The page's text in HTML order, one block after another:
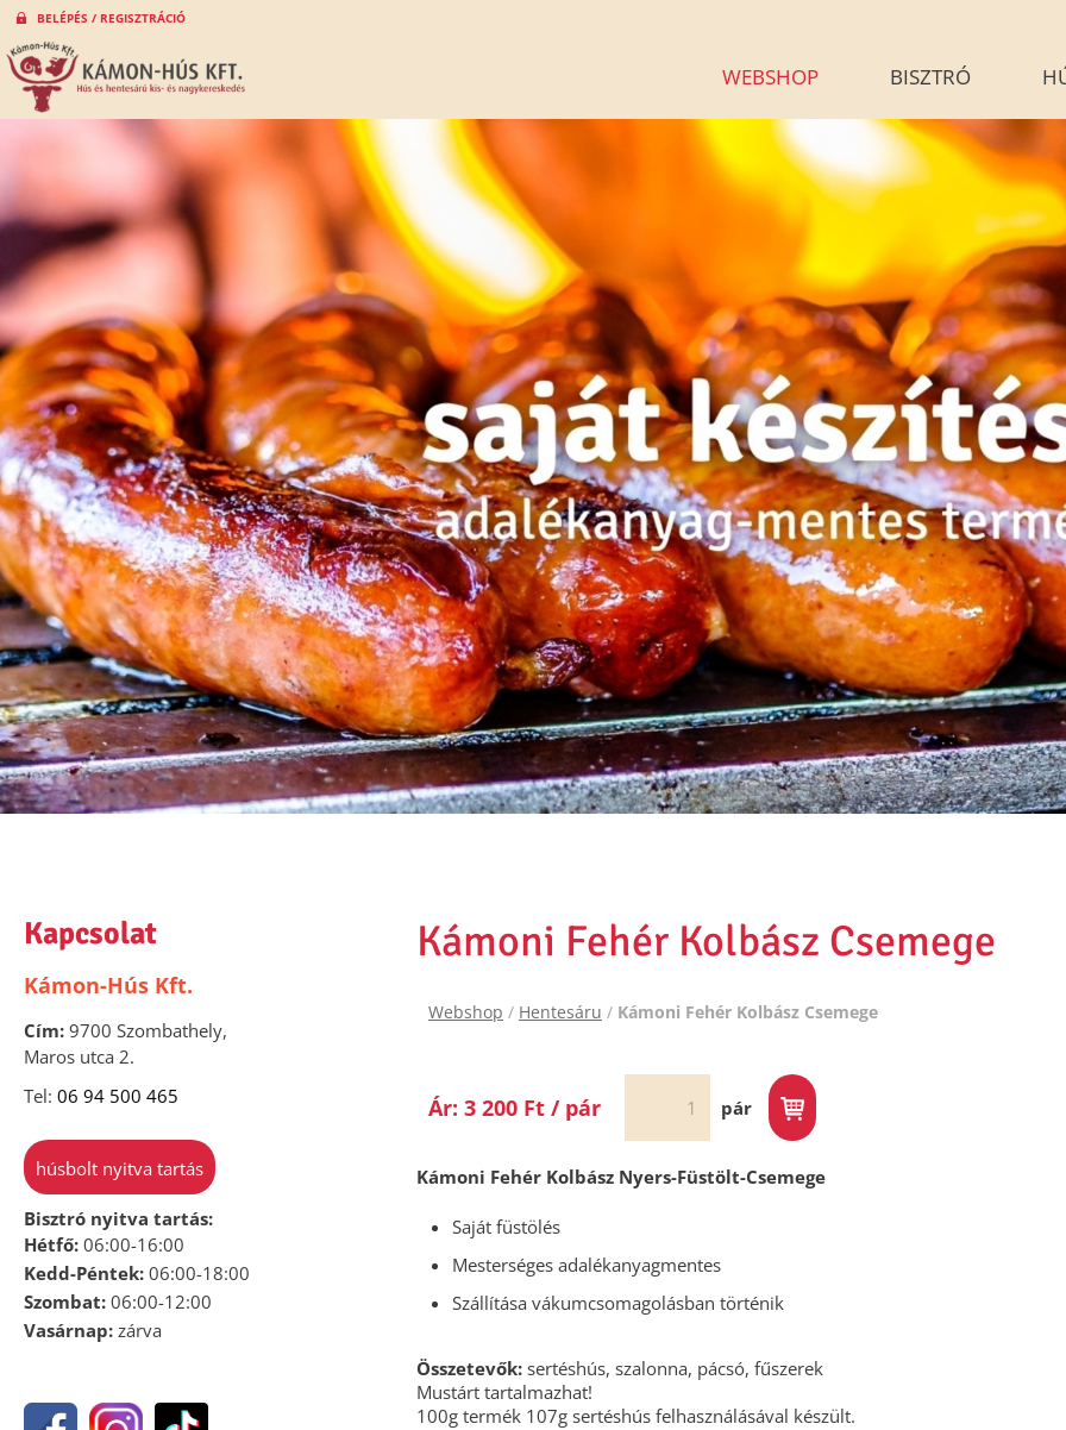
BELÉPÉS / REGISZTRÁCIÓ
WEBSHOP BISZTRÓ
KÉSZÉTELEINK
GALÉRIA
Kapcsolat
Kámon-Hús Kft.
Cím: 9700 Szombathely,
Maros utca 2.
Tel: 06 94 500 465
húsbolt nyitva tartás
Bisztró nyitva tartás:
Hétfő: 06:00-16:00
Kedd-Péntek: 06:00-18:00
Szombat: 06:00-12:00
Vasárnap: zárva
Kámoni Fehér Kolbász Csemege
Webshop / Hentesáru / Kámoni Fehér Kolbász Csemege
Ár: 3 200 Ft / pár pár
Kámoni Fehér Kolbász Nyers-Füstölt-Csemege
Saját füstölés
Mesterséges adalékanyagmentes
Szállítása vákumcsomagolásban történik
Összetevők: sertéshús, szalonna, pácsó, fűszerek
Mustárt tartalmazhat!
100g termék 107g sertéshús felhasználásával készült.